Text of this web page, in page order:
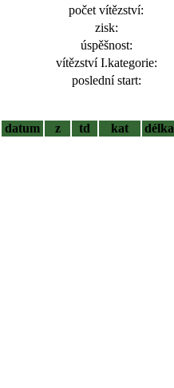
počet vítězství:
zisk:
úspěšnost:
vítězství I.kategorie:
poslední start:
datum
z td kat délka